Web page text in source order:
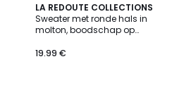
LA REDOUTE COLLECTIONS
Sweater met ronde hals in
molton, boodschap op
achterkant
19.99 €
5
/
5